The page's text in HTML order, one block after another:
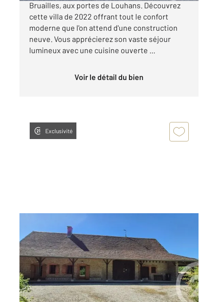
Bruailles, aux portes de Louhans. Découvrez
cette villa de 2022 offrant tout le confort
moderne que l'on attend d'une construction
neuve. Vous apprécierez son vaste séjour
lumineux avec une cuisine ouverte ...
Voir le détail du bien
Exclusivité
BRUAILLES 71
95 m2, 4 pièces
Ref : 2900
Maison à vendre
219 000 €